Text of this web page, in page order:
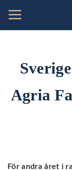
Agria
För andra året i